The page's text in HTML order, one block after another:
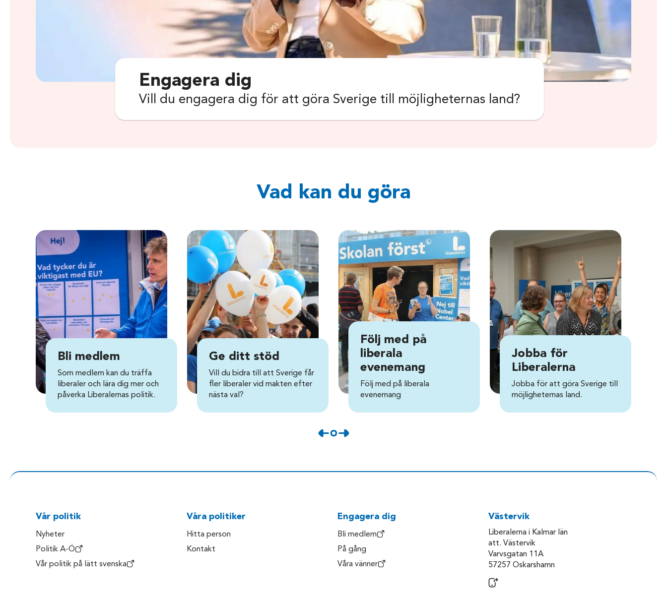
Engagera dig
Vill du engagera dig för att göra Sverige till möjligheternas land?
Vad kan du göra
Bli medlem
Som medlem kan du träffa
liberaler och lära dig mer och
påverka Liberalernas politik.
Ge ditt stöd
Vill du bidra till att Sverige får
fler liberaler vid makten efter
nästa val?
Följ med på
liberala
evenemang
Följ med på liberala
evenemang
Jobba för
Liberalerna
Jobba för att göra Sverige till
möjligheternas land.
Vår politik
Nyheter
Politik A-Ö
Vår politik på lätt svenska
Våra politiker
Hitta person
Kontakt
Engagera dig
Bli medlem
På gång
Våra vänner
Västervik
Liberalerna i Kalmar län
att. Västervik
Varvsgatan 11A
57257 Oskarshamn